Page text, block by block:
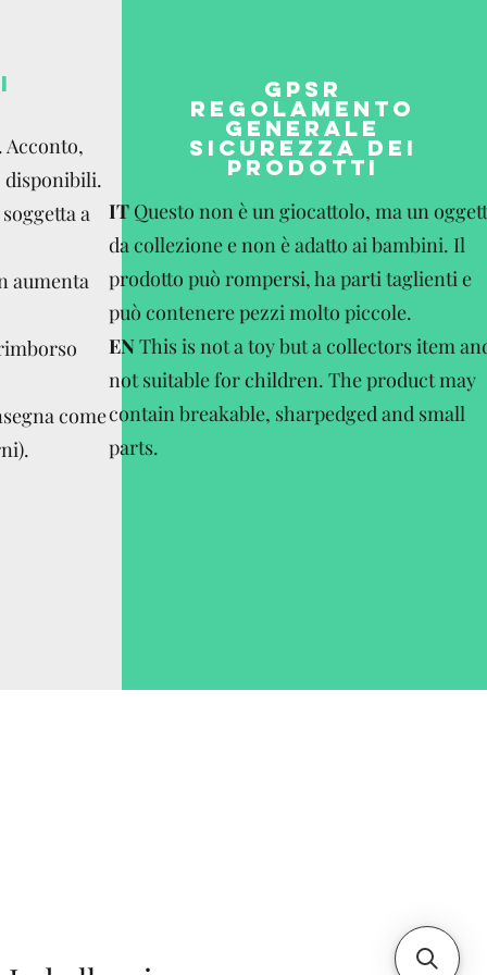
Acconto,
disponibili.
a
aumenta
come
GPSR
REGOLAMENTO
GENERALE
SICUREZZA DEI
PRODOTTI
ITQuesto non è un giocattolo, ma un
da collezione e non è adatto ai bambini. Il
prodotto può rompersi, ha parti taglienti e
può contenere pezzi molto piccole.
ENThis is not a toy but a collectors item
not suitable for children. The product may
contain breakable, sharpedged and small
parts.